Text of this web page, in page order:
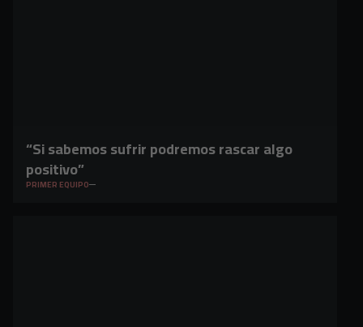
“Si sabemos sufrir podremos rascar algo
positivo”
PRIMER EQUIPO